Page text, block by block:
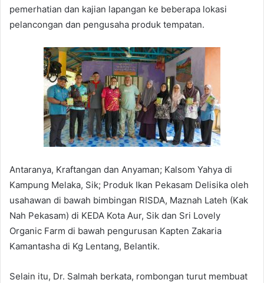
pemerhatian dan kajian lapangan ke beberapa lokasi
pelancongan dan pengusaha produk tempatan.
Antaranya, Kraftangan dan Anyaman; Kalsom Yahya di
Kampung Melaka, Sik; Produk Ikan Pekasam Delisika oleh
usahawan di bawah bimbingan RISDA, Maznah Lateh (Kak
Nah Pekasam) di KEDA Kota Aur, Sik dan Sri Lovely
Organic Farm di bawah pengurusan Kapten Zakaria
Kamantasha di Kg Lentang, Belantik.
Selain itu, Dr. Salmah berkata, rombongan turut membuat